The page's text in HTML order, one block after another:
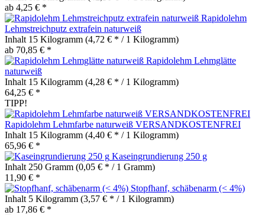
ab 4,25 € *
Rapidolehm
Lehmstreichputz extrafein naturweiß
Inhalt 15 Kilogramm (4,72 € * / 1 Kilogramm)
ab 70,85 € *
Rapidolehm Lehmglätte
naturweiß
Inhalt 15 Kilogramm (4,28 € * / 1 Kilogramm)
64,25 € *
TIPP!
Rapidolehm Lehmfarbe naturweiß VERSANDKOSTENFREI
Inhalt 15 Kilogramm (4,40 € * / 1 Kilogramm)
65,96 € *
Kaseingrundierung 250 g
Inhalt 250 Gramm (0,05 € * / 1 Gramm)
11,90 € *
Stopfhanf, schäbenarm (< 4%)
Inhalt 5 Kilogramm (3,57 € * / 1 Kilogramm)
ab 17,86 € *